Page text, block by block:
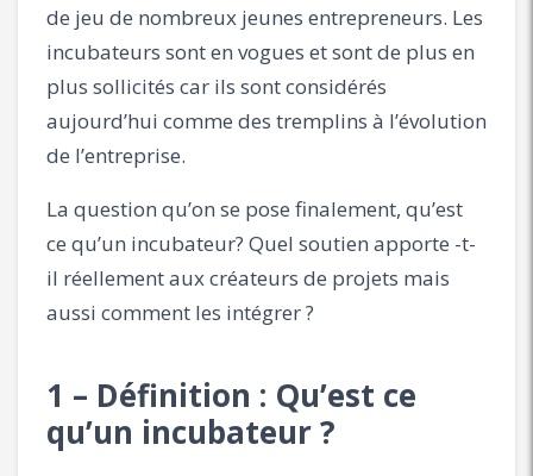
de jeu de nombreux jeunes entrepreneurs. Les
incubateurs sont en vogues et sont de plus en
plus sollicités car ils sont considérés
aujourd’hui comme des tremplins à l’évolution
de l’entreprise.
La question qu’on se pose finalement, qu’est
ce qu’un incubateur? Quel soutien apporte -t-
il réellement aux créateurs de projets mais
aussi comment les intégrer ?
1 – Définition : Qu’est ce
qu’un incubateur ?